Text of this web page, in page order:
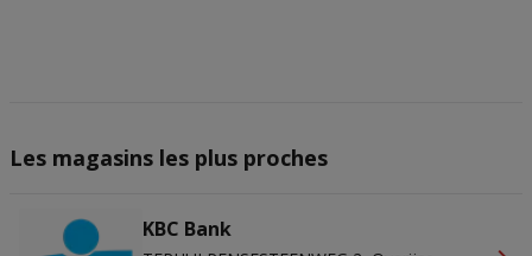
Les magasins les plus proches
KBC Bank